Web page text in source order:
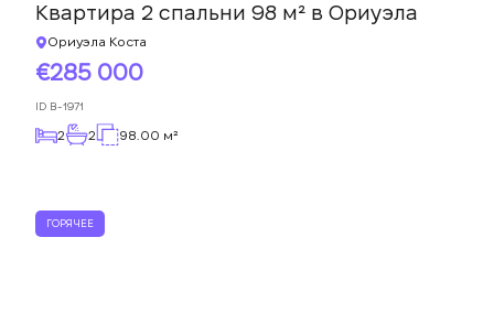
Квартира 2 спальни 98 м² в Ориуэла
Ориуэла Коста
285 000
ID B-1971
2 2 98.00 м²
ГОРЯЧЕЕ